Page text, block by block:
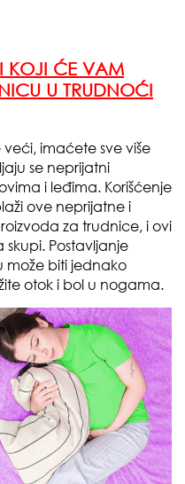
KOJI ĆE VAM
U TRUDNOĆI
imaćete sve više
se neprijatni
i leđima. Korišćenje
ove neprijatne i
za trudnice, i ovi
Postavljanje
može biti jednako
otok i bol u nogama.